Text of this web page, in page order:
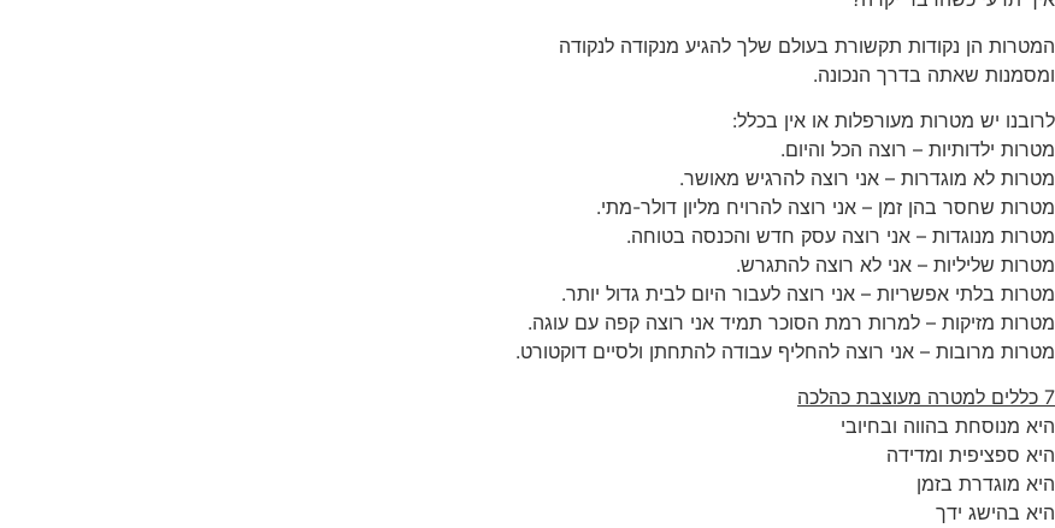
המטרות הן נקודות תקשורת בעולם שלך להגיע מנקודה לנקודה
ומסמנות שאתה בדרך הנכונה.
לרובנו יש מטרות מעורפלות או אין בכלל:
מטרות ילדותיות – רוצה הכל והיום.
מטרות לא מוגדרות – אני רוצה להרגיש מאושר.
מטרות שחסר בהן זמן – אני רוצה להרויח מליון דולר-מתי.
מטרות מנוגדות – אני רוצה עסק חדש והכנסה בטוחה.
מטרות שליליות – אני לא רוצה להתגרש.
מטרות בלתי אפשריות – אני רוצה לעבור היום לבית גדול יותר.
מטרות מזיקות – למרות רמת הסוכר תמיד אני רוצה קפה עם עוגה.
מטרות מרובות – אני רוצה להחליף עבודה להתחתן ולסיים דוקטורט.
7 כללים למטרה מעוצבת כהלכה
היא מנוסחת בהווה ובחיובי
היא ספציפית ומדידה
היא מוגדרת בזמן
היא בהישג ידך